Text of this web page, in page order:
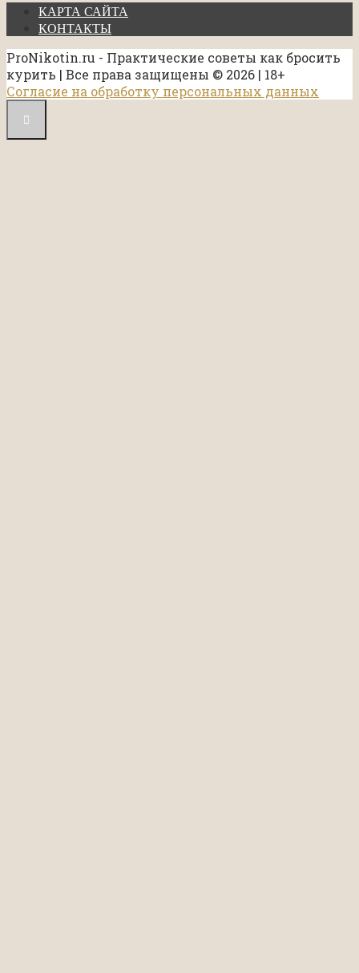
КАРТА САЙТА
КОНТАКТЫ
ProNikotin.ru - Практические советы как бросить
курить | Все права защищены © 2026 | 18+
Согласие на обработку персональных данных